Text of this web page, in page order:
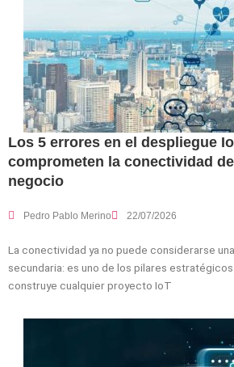
Los 5 errores en el despliegue
comprometen la conectividad
negocio
Pedro Pablo Merino 22/07/2026
La conectividad ya no puede considerarse
secundaria: es uno de los pilares
construye cualquier proyecto IoT